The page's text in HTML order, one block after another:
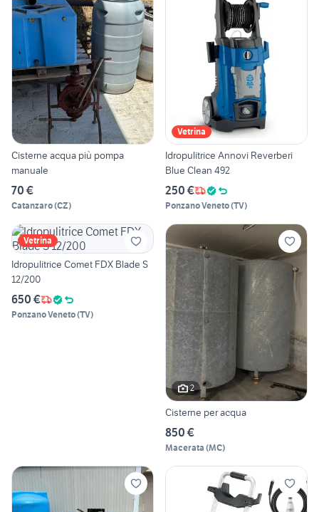
Cisterne acqua più pompa
manuale
70 €
Catanzaro(CZ)
Vetrina
Idropulitrice Annovi Reverberi
Blue Clean 492
250 €
Ponzano Veneto(TV)
Vetrina
Idropulitrice Comet FDX Blade S
12/200
650 €
Ponzano Veneto(TV)
2
Cisterne per acqua
850 €
Macerata (MC)